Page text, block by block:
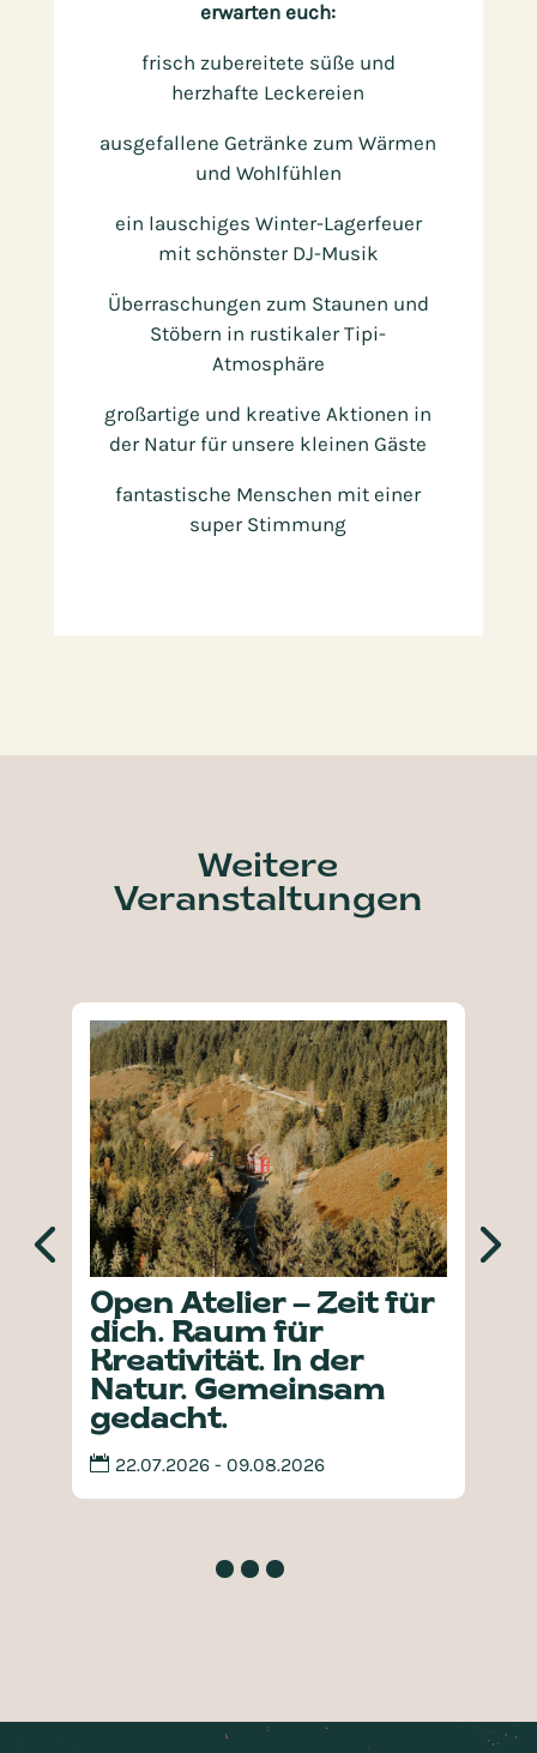
erwarten euch:
frisch zubereitete süße und
herzhafte Leckereien
ausgefallene Getränke zum Wärmen
und Wohlfühlen
ein lauschiges Winter-Lagerfeuer
mit schönster DJ-Musik
Überraschungen zum Staunen und
Stöbern in rustikaler Tipi-
Atmosphäre
großartige und kreative Aktionen in
der Natur für unsere kleinen Gäste
fantastische Menschen mit einer
super Stimmung
Weitere
Veranstaltungen
Open Atelier – Zeit für
dich. Raum für
Kreativität. In der
Natur. Gemeinsam
gedacht.
22.07.2026 - 09.08.2026